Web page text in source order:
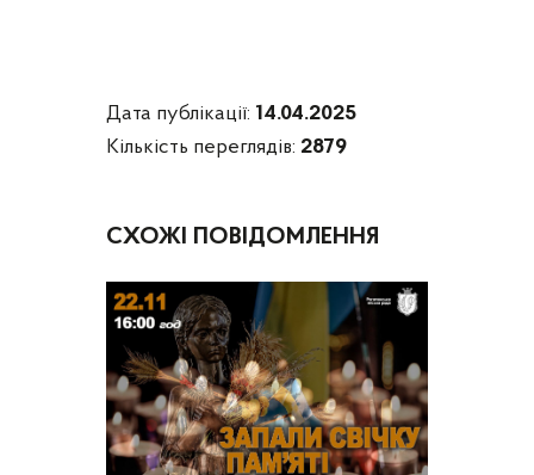
Дата публікації: 14.04.2025
Кількість переглядів: 2879
СХОЖІ ПОВІДОМЛЕННЯ